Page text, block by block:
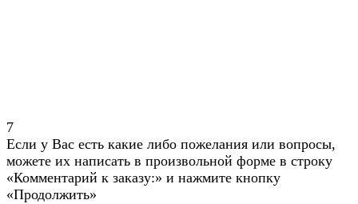
7
Если у Вас есть какие либо пожелания или вопросы,
можете их написать в произвольной форме в строку
«Комментарий к заказу:» и нажмите кнопку
«Продолжить»